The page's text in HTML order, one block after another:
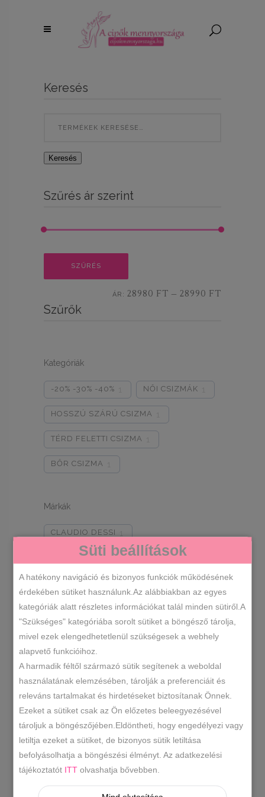
Keresés
Keresés
Szűrés ár szerint
SZŰRÉS
ÁR: 28980 FT — 28990 FT
Szűrők
Kategóriák
-20% -30% -40% NŐI CSIZMÁK
HOSSZÚ SZÁRÚ CSIZMA
TÉRD FELETTI CSIZMA
BŐR CSIZMA
Márkák
CLAUDIO DESSI 1
Cipőméretek
1
ÖSSZESEN 1 TALÁLAT
-22%
Süti beállítások
A hatékony navigáció és bizonyos funkciók működésének
érdekében sütiket használunk.Az alábbiakban az egyes
kategóriák alatt részletes információkat talál minden sütiről.A
"Szükséges" kategóriába sorolt sütiket a böngésző tárolja,
mivel ezek elengedhetetlenül szükségesek a webhely
alapvető funkcióihoz.
A harmadik féltől származó sütik segítenek a weboldal
használatának elemzésében, tárolják a preferenciáit és
releváns tartalmakat és hirdetéseket biztosítanak Önnek.
Ezeket a sütiket csak az Ön előzetes beleegyezésével
tároljuk a böngészőjében.Eldöntheti, hogy engedélyezi vagy
letiltja ezeket a sütiket, de bizonyos sütik letiltása
befolyásolhatja a böngészési élményt. Az adatkezelési
tájékoztatót ITT olvashatja bővebben.